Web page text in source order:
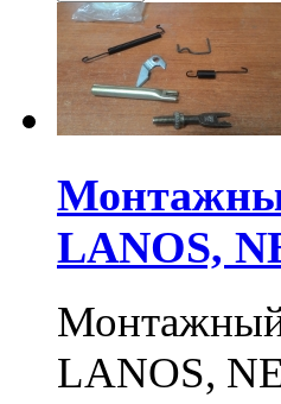
LANOS,
Монтажный
LANOS,